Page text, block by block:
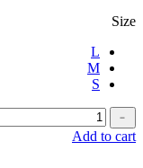
Size
L
M
S
كمية
Oversized
t-
﹣
Add to cart